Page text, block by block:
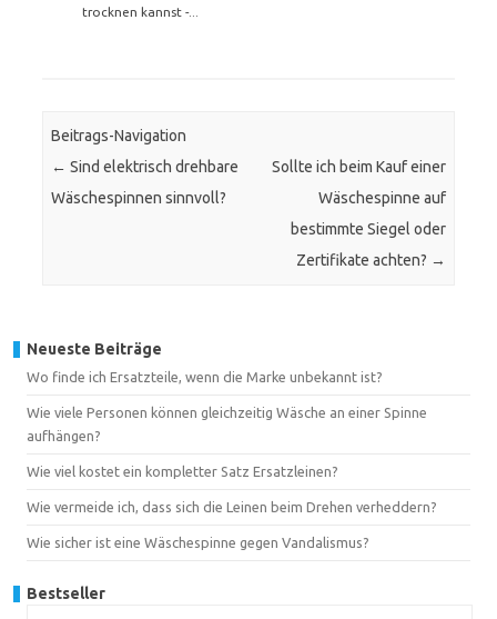
trocknen kannst -...
Beitrags-Navigation
← Sind elektrisch drehbare
Wäschespinnen sinnvoll?
Sollte ich beim Kauf einer
Wäschespinne auf
bestimmte Siegel oder
Zertifikate achten? →
Neueste Beiträge
Wo finde ich Ersatzteile, wenn die Marke unbekannt ist?
Wie viele Personen können gleichzeitig Wäsche an einer Spinne
aufhängen?
Wie viel kostet ein kompletter Satz Ersatzleinen?
Wie vermeide ich, dass sich die Leinen beim Drehen verheddern?
Wie sicher ist eine Wäschespinne gegen Vandalismus?
Bestseller